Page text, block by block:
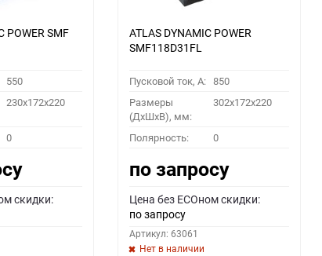
POWER SMF
550
230x172x220
0
скидки:
ATLAS DYNAMIC POWER
SMF118D31FL
Пусковой ток, A: 850
Размеры
(ДхШхВ), мм:
302x172x220
Полярность: 0
по запросу
Цена без ECOном скидки:
по запросу
Артикул: 63061
Нет в наличии